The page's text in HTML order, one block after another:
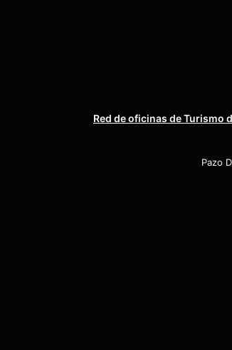
Red de oficinas de Turismo
Pazo